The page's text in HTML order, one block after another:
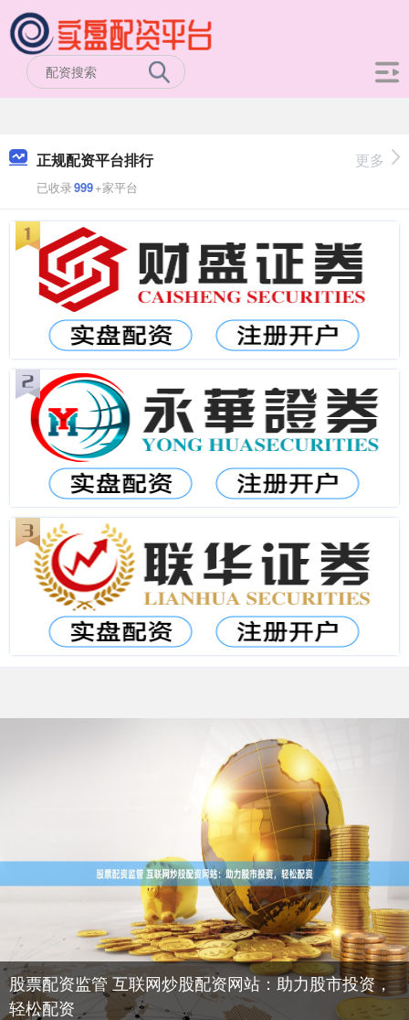
正规配资平台排行
已收录999+家平台
更多
股票配资监管 互联网炒股配资网站：助力股市投资，
轻松配资